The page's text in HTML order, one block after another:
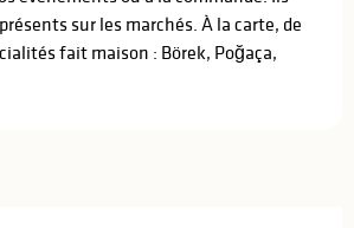
sur les marchés. À la carte, de
fait maison : Börek, Poğaça,